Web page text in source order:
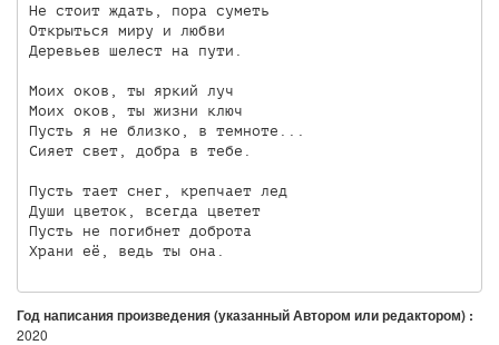
Не стоит ждать, пора суметь
Открыться миру и любви
Деревьев шелест на пути.
Моих оков, ты яркий луч
Моих оков, ты жизни ключ
Пусть я не близко, в темноте...
Сияет свет, добра в тебе.
Пусть тает снег, крепчает лед
Души цветок, всегда цветет
Пусть не погибнет доброта
Год написания произведения (указанный Автором или редактором) :
2020